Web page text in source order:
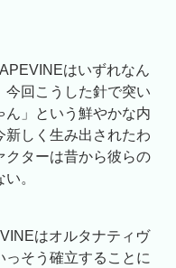
はいずれなん
今回こうした針で突い
ん」という鮮やかな内
新しく生み出されたわ
クターは昔から彼らの
。
はオルタナティヴ
そう確立することに